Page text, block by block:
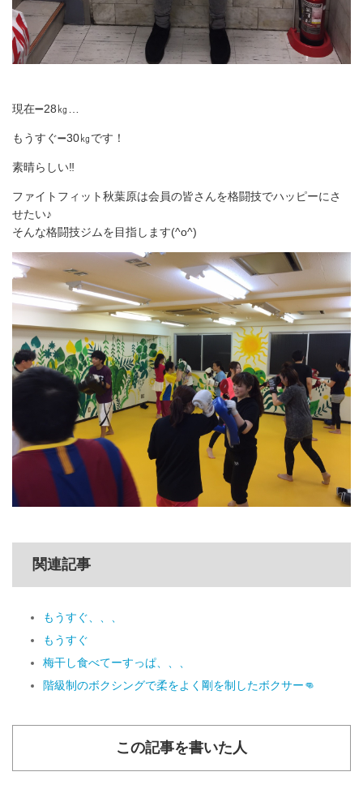
現在➖28㎏…
もうすぐ➖30㎏です！
素晴らしい‼
ファイトフィット秋葉原は会員の皆さんを格闘技でハッピーにさ
せたい♪
そんな格闘技ジムを目指します(^o^)
関連記事
もうすぐ、、、
もうすぐ
梅干し食べてーすっぱ、、、
階級制のボクシングで柔をよく剛を制したボクサー👊
この記事を書いた人